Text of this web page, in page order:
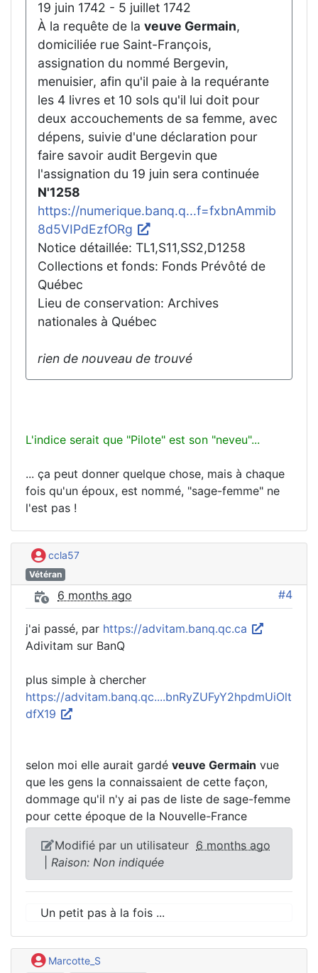
19 juin 1742 - 5 juillet 1742
À la requête de la veuve Germain,
domiciliée rue Saint-François,
assignation du nommé Bergevin,
menuisier, afin qu'il paie à la requérante
les 4 livres et 10 sols qu'il lui doit pour
deux accouchements de sa femme, avec
dépens, suivie d'une déclaration pour
faire savoir audit Bergevin que
l'assignation du 19 juin sera continuée
N'1258
https://numerique.banq.q...f=fxbnAmmib
8d5VIPdEzfORg
Notice détaillée: TL1,S11,SS2,D1258
Collections et fonds: Fonds Prévôté de
Québec
Lieu de conservation: Archives
nationales à Québec
rien de nouveau de trouvé
L'indice serait que "Pilote" est son "neveu"...
... ça peut donner quelque chose, mais à chaque
fois qu'un époux, est nommé, "sage-femme" ne
l'est pas !
ccla57
Vétéran
6 months ago #4
j'ai passé, par https://advitam.banq.qc.ca
Adivitam sur BanQ
plus simple à chercher
https://advitam.banq.qc....bnRyZUFyY2hpdmUiOlt
dfX19
selon moi elle aurait gardé veuve Germain vue
que les gens la connaissaient de cette façon,
dommage qu'il n'y ai pas de liste de sage-femme
pour cette époque de la Nouvelle-France
Modifié par un utilisateur 6 months ago
Raison: Non indiquée
Un petit pas à la fois ...
Marcotte_S